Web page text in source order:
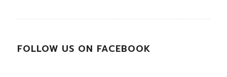
FOLLOW US ON FACEBOOK